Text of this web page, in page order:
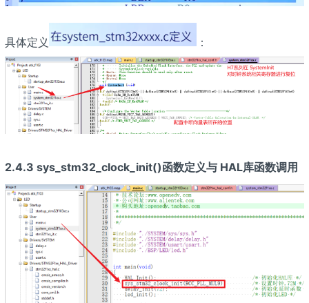
具体定义 ：
2.4.3 sys_stm32_clock_init()函数定义与 HAL库函数调用